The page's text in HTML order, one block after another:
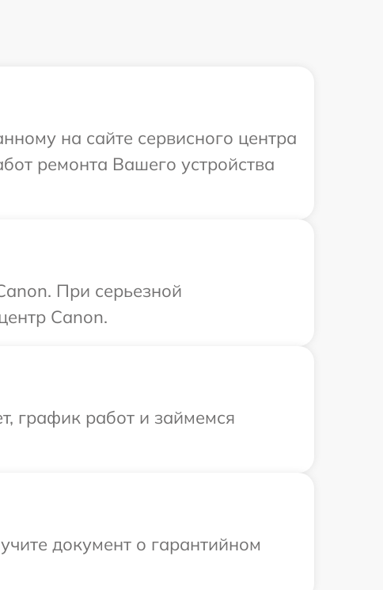
на сайте сервисного центра
ремонта Вашего устройства
При серьезной
Canon.
график работ и займемся
документ о гарантийном